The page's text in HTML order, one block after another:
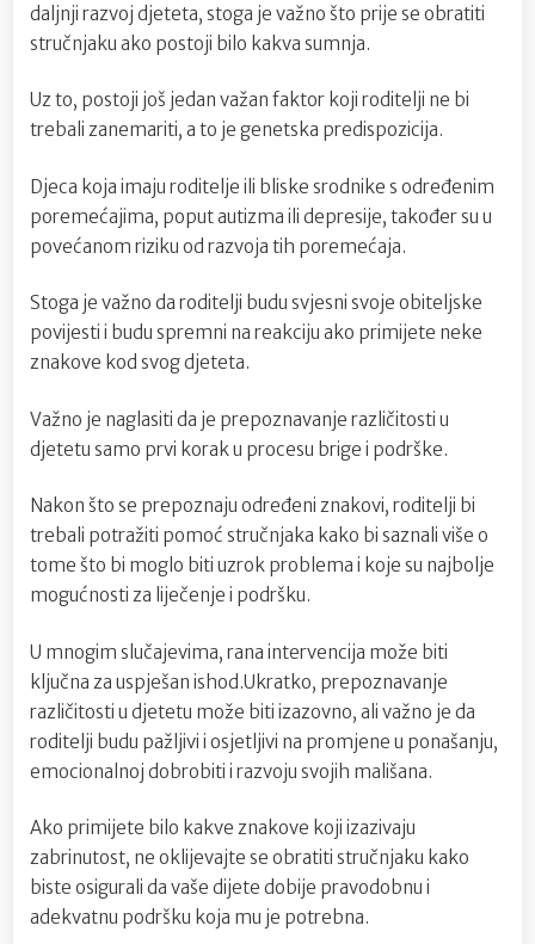
daljnji razvoj djeteta, stoga je važno što prije se obratiti
stručnjaku ako postoji bilo kakva sumnja.
Uz to, postoji još jedan važan faktor koji roditelji ne bi
trebali zanemariti, a to je genetska predispozicija.
Djeca koja imaju roditelje ili bliske srodnike s određenim
poremećajima, poput autizma ili depresije, također su u
povećanom riziku od razvoja tih poremećaja.
Stoga je važno da roditelji budu svjesni svoje obiteljske
povijesti i budu spremni na reakciju ako primijete neke
znakove kod svog djeteta.
Važno je naglasiti da je prepoznavanje različitosti u
djetetu samo prvi korak u procesu brige i podrške.
Nakon što se prepoznaju određeni znakovi, roditelji bi
trebali potražiti pomoć stručnjaka kako bi saznali više o
tome što bi moglo biti uzrok problema i koje su najbolje
mogućnosti za liječenje i podršku.
U mnogim slučajevima, rana intervencija može biti
ključna za uspješan ishod.Ukratko, prepoznavanje
različitosti u djetetu može biti izazovno, ali važno je da
roditelji budu pažljivi i osjetljivi na promjene u ponašanju,
emocionalnoj dobrobiti i razvoju svojih mališana.
Ako primijete bilo kakve znakove koji izazivaju
zabrinutost, ne oklijevajte se obratiti stručnjaku kako
biste osigurali da vaše dijete dobije pravodobnu i
adekvatnu podršku koja mu je potrebna.